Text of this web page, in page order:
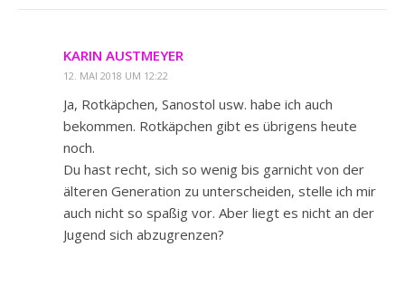
KARIN AUSTMEYER
12. MAI 2018 UM 12:22
Ja, Rotkäpchen, Sanostol usw. habe ich auch
bekommen. Rotkäpchen gibt es übrigens heute
noch.
Du hast recht, sich so wenig bis garnicht von der
älteren Generation zu unterscheiden, stelle ich mir
auch nicht so spaßig vor. Aber liegt es nicht an der
Jugend sich abzugrenzen?